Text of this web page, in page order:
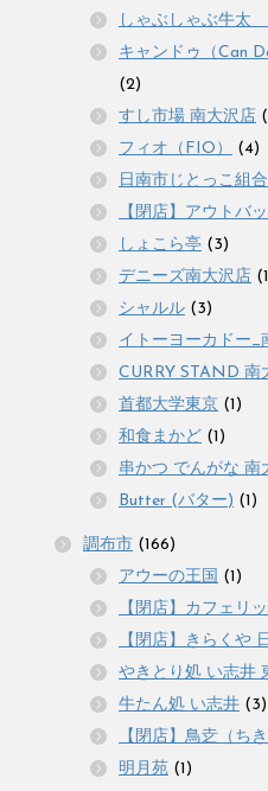
しゃぶしゃぶ牛太
キャンドゥ（Can
(2)
すし市場 南大沢店
フィオ（FIO）
(4)
日南市じとっこ組
【閉店】アウトバ
しょこら亭 (3)
デニーズ南大沢店
シャルル (3)
イトーヨーカドー_
CURRY STAND 南
首都大学東京 (1)
和食まかど (1)
串かつ でんがな 南
Butter (バター) (1)
調布市 (166)
アウーの王国 (1)
【閉店】カフェリ
【閉店】きらくや
やきとり処 い志井
牛たん処 い志井 (3)
【閉店】鳥赱（ち
明月苑 (1)